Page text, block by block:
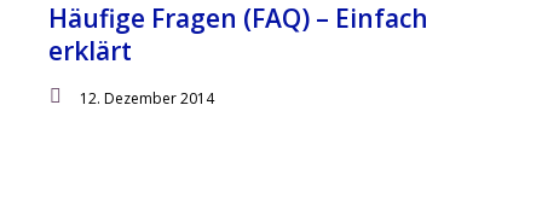
Häufige Fragen (FAQ) – Einfach
erklärt
12. Dezember 2014